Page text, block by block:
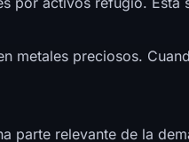
metales preciosos.
parte relevante de la